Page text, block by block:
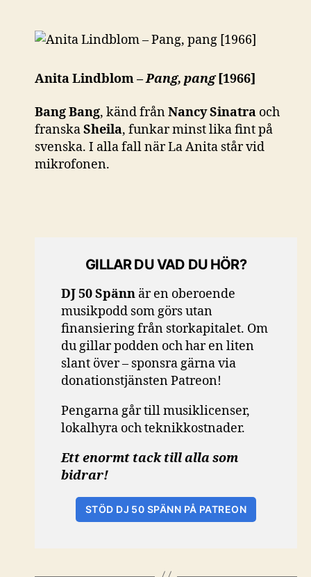
Anita Lindblom –Pang, pang [1966]
Bang Bang, känd frånNancy Sinatra och
franskaSheila, funkar minst lika fint på
svenska. I alla fall när La Anita står vid
mikrofonen.
GILLAR DU VAD DU HÖR?
DJ 50 Spänn är en oberoende
musikpodd som görs utan
finansiering från storkapitalet. Om
du gillar podden och har en liten
slant över – sponsra gärna via
donationstjänsten Patreon!
Pengarna går till musiklicenser,
lokalhyra och teknikkostnader.
Ett enormt tack till alla som
bidrar!
STÖD DJ 50 SPÄNN PÅ PATREON